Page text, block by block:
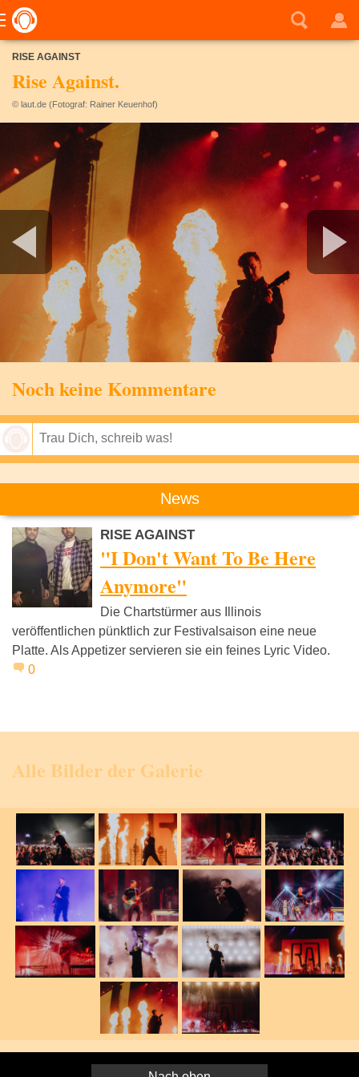
RISE AGAINST
Rise Against.
© laut.de (Fotograf: Rainer Keuenhof)
Noch keine Kommentare
News
RISE AGAINST
"I Don't Want To Be Here
Anymore"
Die Chartstürmer aus Illinois
veröffentlichen pünktlich zur Festivalsaison eine neue
Platte. Als Appetizer servieren sie ein feines Lyric Video.
0
Alle Bilder der Galerie